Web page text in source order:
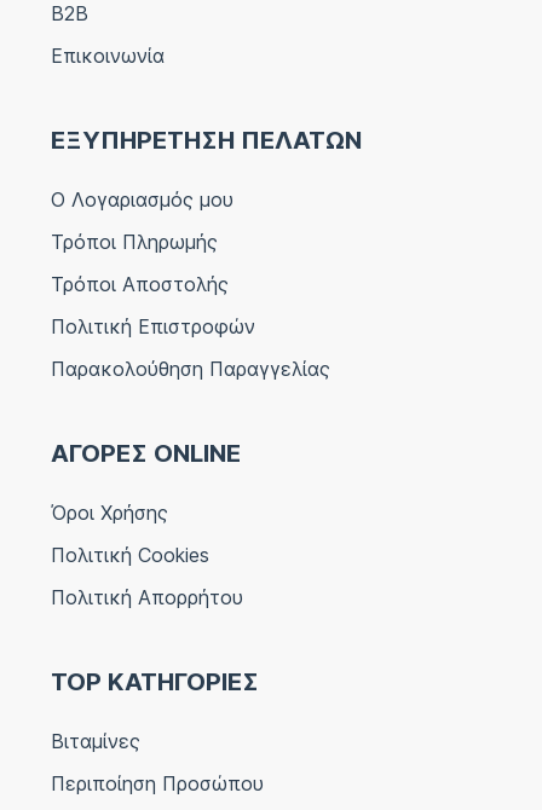
B2B
Επικοινωνία
ΕΞΥΠΗΡΕΤΗΣΗ ΠΕΛΑΤΩΝ
Ο Λογαριασμός μου
Τρόποι Πληρωμής
Τρόποι Αποστολής
Πολιτική Επιστροφών
Παρακολούθηση Παραγγελίας
ΑΓΟΡΕΣ ONLINE
Όροι Χρήσης
Πολιτική Cookies
Πολιτική Απορρήτου
TOP ΚΑΤΗΓΟΡΙΕΣ
Βιταμίνες
Περιποίηση Προσώπου